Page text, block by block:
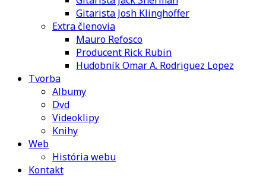
Gitarista Josh Klinghoffer
Extra členovia
Mauro Refosco
Producent Rick Rubin
Hudobník Omar A. Rodriguez Lopez
Tvorba
Albumy
Dvd
Videoklipy
Knihy
Web
História webu
Kontakt